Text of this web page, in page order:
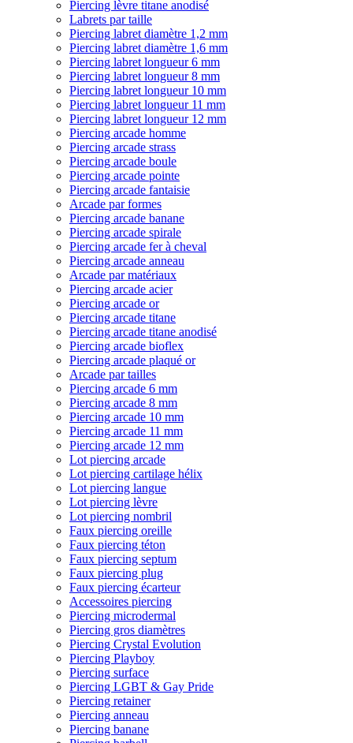
Piercing lèvre titane anodisé
Labrets par taille
Piercing labret diamètre 1,2 mm
Piercing labret diamètre 1,6 mm
Piercing labret longueur 6 mm
Piercing labret longueur 8 mm
Piercing labret longueur 10 mm
Piercing labret longueur 11 mm
Piercing labret longueur 12 mm
Piercing arcade homme
Piercing arcade strass
Piercing arcade boule
Piercing arcade pointe
Piercing arcade fantaisie
Arcade par formes
Piercing arcade banane
Piercing arcade spirale
Piercing arcade fer à cheval
Piercing arcade anneau
Arcade par matériaux
Piercing arcade acier
Piercing arcade or
Piercing arcade titane
Piercing arcade titane anodisé
Piercing arcade bioflex
Piercing arcade plaqué or
Arcade par tailles
Piercing arcade 6 mm
Piercing arcade 8 mm
Piercing arcade 10 mm
Piercing arcade 11 mm
Piercing arcade 12 mm
Lot piercing arcade
Lot piercing cartilage hélix
Lot piercing langue
Lot piercing lèvre
Lot piercing nombril
Faux piercing oreille
Faux piercing téton
Faux piercing septum
Faux piercing plug
Faux piercing écarteur
Accessoires piercing
Piercing microdermal
Piercing gros diamètres
Piercing Crystal Evolution
Piercing Playboy
Piercing surface
Piercing LGBT & Gay Pride
Piercing retainer
Piercing anneau
Piercing banane